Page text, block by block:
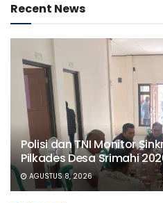
Recent News
Polisi dan TNI Monitor
Pilkades Desa Srimahi
AGUSTUS 8, 2026